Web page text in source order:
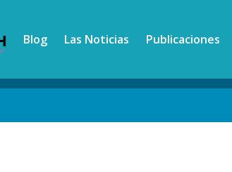
Blog Las Noticias Publicaciones